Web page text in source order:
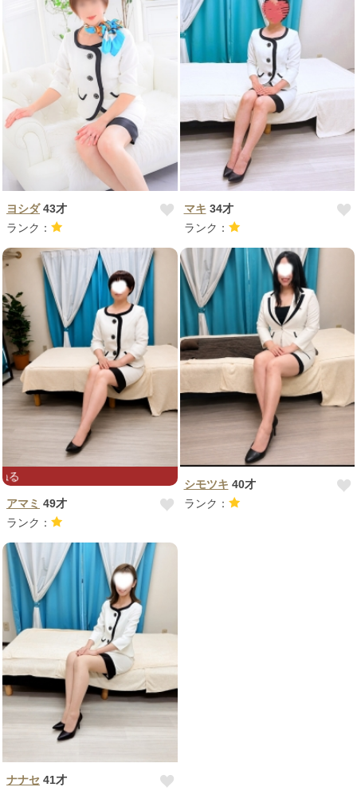
ヨシダ43才
ランク：
マキ 34才
ランク：
心地よさ気持ち良さに委ねる
アマミ 49才
ランク：
シモツキ 40才
ランク：
ナナセ 41才